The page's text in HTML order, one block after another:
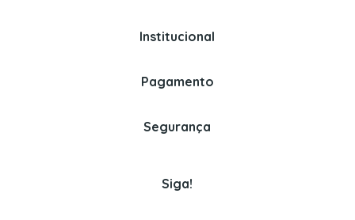
Whatsapp
(11) 3382-2150
Institucional
Perguntas Frequentes
Pagamento
Segurança
Siga!